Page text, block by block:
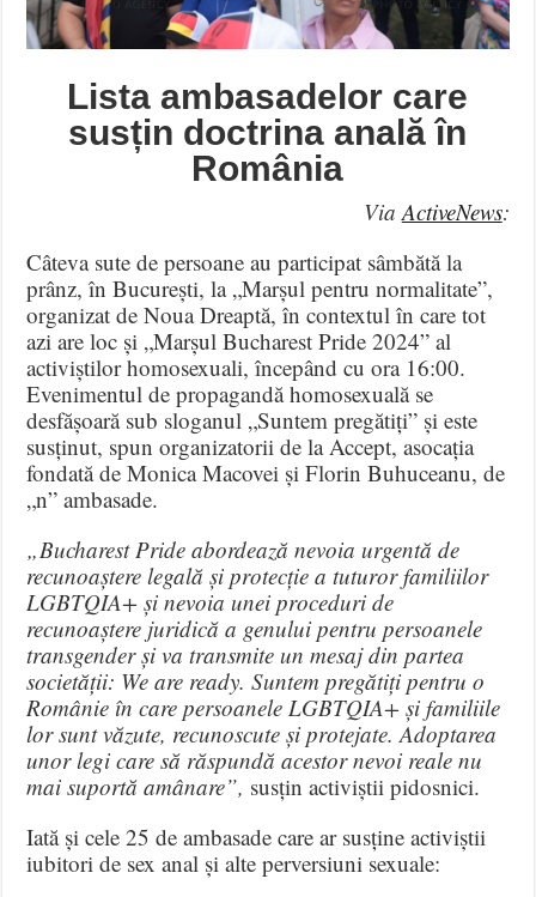
Lista ambasadelor care
susțin doctrina anală în
România
ViaActiveNews:
Câteva sute de persoane au participat sâmbătă la
prânz, în București, la „Marșul pentru normalitate”,
organizat de Noua Dreaptă, în contextul în care tot
azi are loc și „Marșul Bucharest Pride 2024” al
activiștilor homosexuali, începând cu ora 16:00.
Evenimentul de propagandă homosexuală se
desfășoară sub sloganul „Suntem pregătiți” și este
susținut, spun organizatorii de la Accept, asocația
fondată de Monica Macovei și Florin Buhuceanu, de
„n” ambasade.
„Bucharest Pride abordează nevoia urgentă de
recunoaștere legală și protecție a tuturor familiilor
LGBTQIA+ și nevoia unei proceduri de
recunoaștere juridică a genului pentru persoanele
transgender și va transmite un mesaj din partea
societății: We are ready. Suntem pregătiți pentru o
Românie în care persoanele LGBTQIA+ și familiile
lor sunt văzute, recunoscute și protejate. Adoptarea
unor legi care să răspundă acestor nevoi reale nu
mai suportă amânare”, susțin activiștii pidosnici.
Iată și cele 25 de ambasade care ar susține activiștii
iubitori de sex anal și alte perversiuni sexuale: